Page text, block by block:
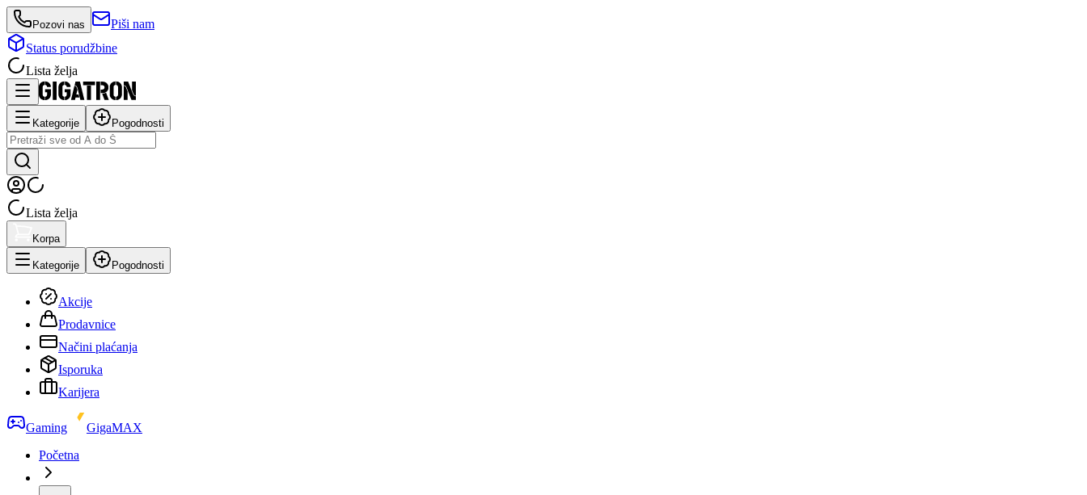
Pozovi nas
Piši nam
Status porudžbine
Lista želja
Kategorije Pogodnosti
Lista želja
Korpa
Kategorije Pogodnosti
Akcije
Prodavnice
Načini plaćanja
Isporuka
Karijera
Gaming
GigaMAX
Početna